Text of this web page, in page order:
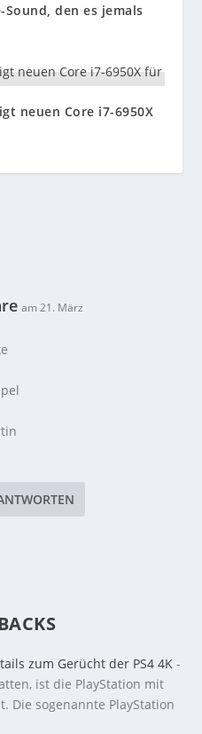
Sound, den es jemals
neuen Core i7-6950X
am 21. März
zum Gerücht der PS4 4K -
ist die PlayStation mit
Die sogenannte PlayStation